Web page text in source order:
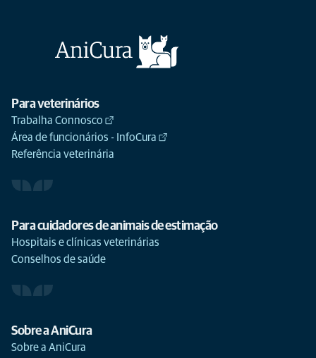
Para veterinários
Trabalha Connosco
Área de funcionários - InfoCura
Referência veterinária
Para cuidadores de animais de estimação
Hospitais e clínicas veterinárias
Conselhos de saúde
Sobre a AniCura
Sobre a AniCura